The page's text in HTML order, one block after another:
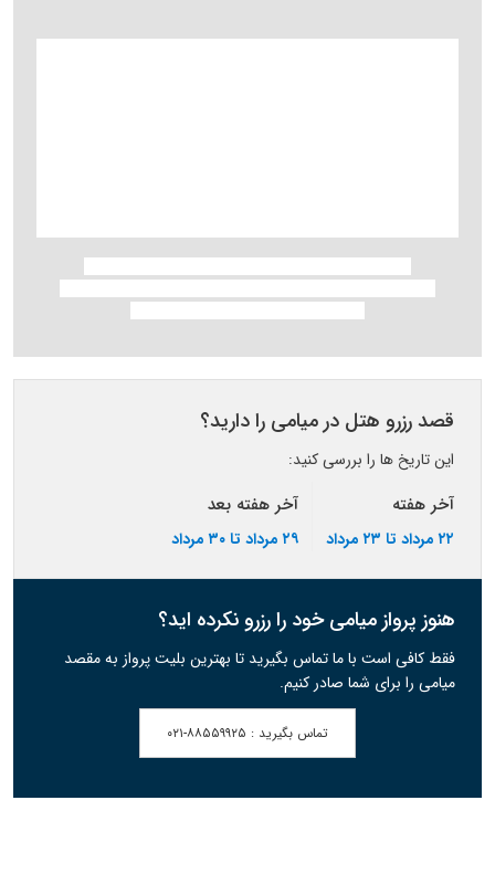
قصد رزرو هتل در میامی را دارید؟
این تاریخ ها را بررسی کنید:
آخر هفته
۲۲ مرداد تا ۲۳ مرداد
آخر هفته بعد
۲۹ مرداد تا ۳۰ مرداد
هنوز پرواز میامی خود را رزرو نکرده اید؟
فقط کافی است با ما تماس بگیرید تا بهترین بلیت پرواز به مقصد
میامی را برای شما صادر کنیم.
تماس بگیرید : ۰۲۱-۸۸۵۵۹۹۲۵